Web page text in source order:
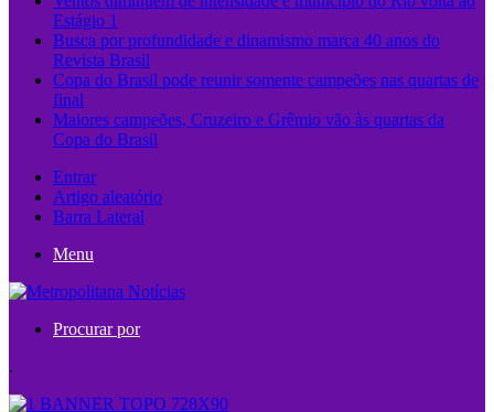
Estágio 1
Busca por profundidade e dinamismo marca 40 anos do
Revista Brasil
Copa do Brasil pode reunir somente campeões nas quartas de
final
Maiores campeões, Cruzeiro e Grêmio vão às quartas da
Copa do Brasil
Entrar
Artigo aleatório
Barra Lateral
Menu
Procurar por
.